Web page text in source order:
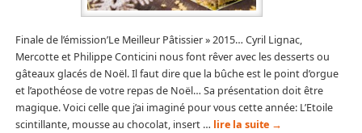
Finale de l’émission’Le Meilleur Pâtissier » 2015… Cyril Lignac,
Mercotte et Philippe Conticini nous font rêver avec les desserts ou
gâteaux glacés de Noël. Il faut dire que la bûche est le point d’orgue
et l’apothéose de votre repas de Noël… Sa présentation doit être
magique. Voici celle que j’ai imaginé pour vous cette année: L’Etoile
scintillante, mousse au chocolat, insert … lire la suite →